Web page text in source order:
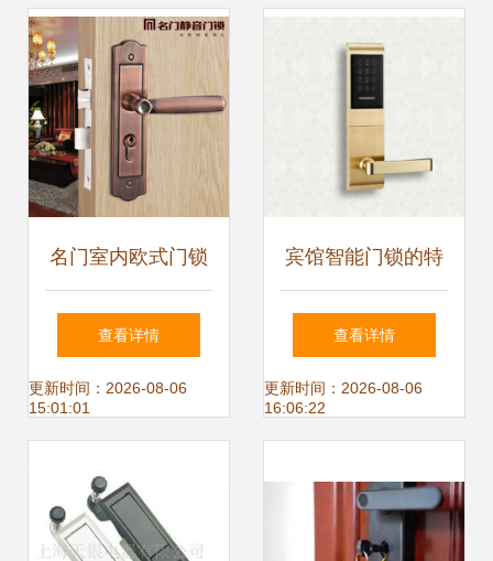
门锁亟待变革
名门室内欧式门锁
返利解析 选对机械
门锁，省心又省钱
查看详情
更新时间：2026-08-06
15:01:01
宾馆智能门锁的特
点有哪些
查看详情
更新时间：2026-08-06
16:06:22